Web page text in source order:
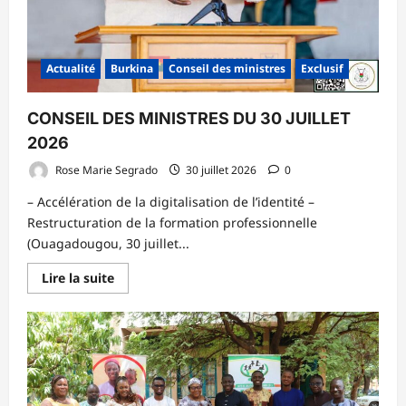
Actualité Burkina Conseil des ministres Exclusif
CONSEIL DES MINISTRES DU 30 JUILLET
2026
Rose Marie Segrado 30 juillet 2026 0
– Accélération de la digitalisation de l’identité –
Restructuration de la formation professionnelle
(Ouagadougou, 30 juillet...
Lire la suiteEn
savoir
sur
CONSEIL
DES
MINISTRES
DU
30
JUILLET